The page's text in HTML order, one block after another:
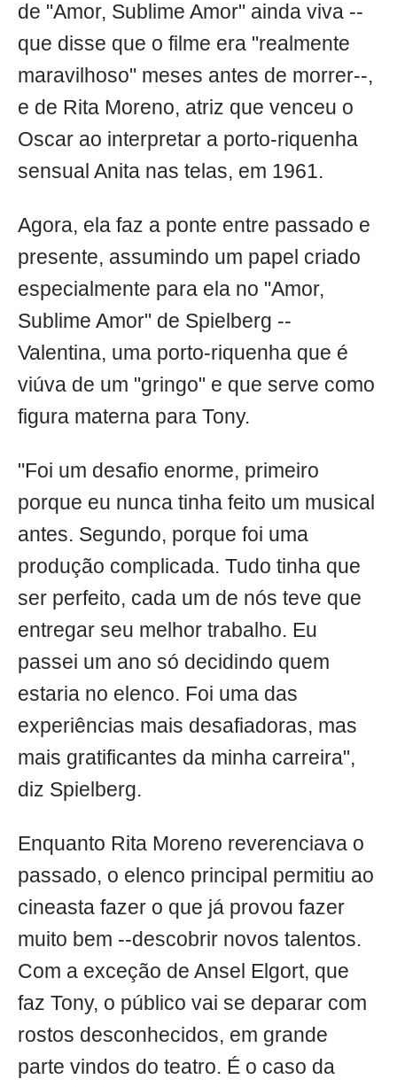
de "Amor, Sublime Amor" ainda viva --
que disse que o filme era "realmente
maravilhoso" meses antes de morrer--,
e de Rita Moreno, atriz que venceu o
Oscar ao interpretar a porto-riquenha
sensual Anita nas telas, em 1961.
Agora, ela faz a ponte entre passado e
presente, assumindo um papel criado
especialmente para ela no "Amor,
Sublime Amor" de Spielberg --
Valentina, uma porto-riquenha que é
viúva de um "gringo" e que serve como
figura materna para Tony.
"Foi um desafio enorme, primeiro
porque eu nunca tinha feito um musical
antes. Segundo, porque foi uma
produção complicada. Tudo tinha que
ser perfeito, cada um de nós teve que
entregar seu melhor trabalho. Eu
passei um ano só decidindo quem
estaria no elenco. Foi uma das
experiências mais desafiadoras, mas
mais gratificantes da minha carreira",
diz Spielberg.
Enquanto Rita Moreno reverenciava o
passado, o elenco principal permitiu ao
cineasta fazer o que já provou fazer
muito bem --descobrir novos talentos.
Com a exceção de Ansel Elgort, que
faz Tony, o público vai se deparar com
rostos desconhecidos, em grande
parte vindos do teatro. É o caso da